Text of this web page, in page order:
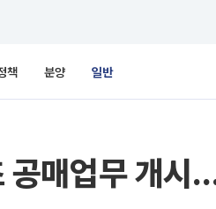
책 분양 일반
매업무 개시